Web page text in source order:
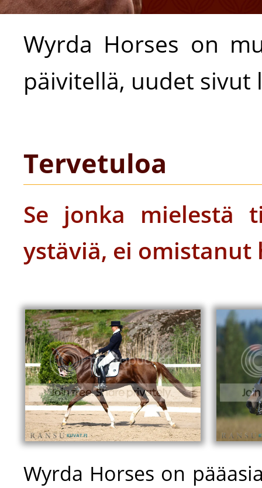
Wyrda Horses on
päivitellä, uudet
Tervetuloa
Se jonka mielestä
ystäviä, ei omistanut
Wyrda Horses on